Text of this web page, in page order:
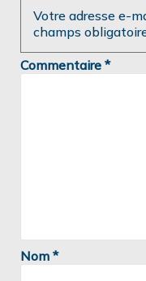
Votre adresse e-
champs
Commentaire *
Nom *